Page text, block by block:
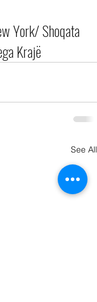
York/ Shoqata
Krajë
See All